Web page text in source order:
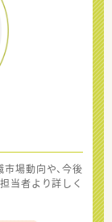
場動向や、今後
当者より詳しく